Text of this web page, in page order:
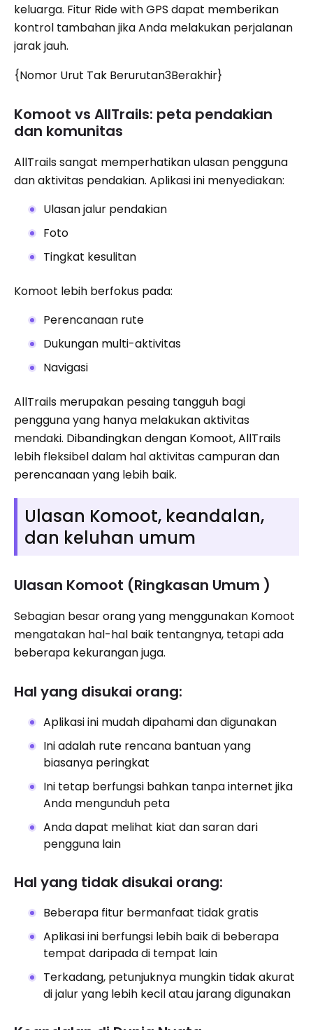
keluarga. Fitur Ride with GPS dapat memberikan
kontrol tambahan jika Anda melakukan perjalanan
jarak jauh.
{Nomor Urut Tak Berurutan3Berakhir}
Komoot vs AllTrails: peta pendakian
dan komunitas
AllTrails sangat memperhatikan ulasan pengguna
dan aktivitas pendakian. Aplikasi ini menyediakan:
Ulasan jalur pendakian
Foto
Tingkat kesulitan
Komoot lebih berfokus pada:
Perencanaan rute
Dukungan multi-aktivitas
Navigasi
AllTrails merupakan pesaing tangguh bagi
pengguna yang hanya melakukan aktivitas
mendaki. Dibandingkan dengan Komoot, AllTrails
lebih fleksibel dalam hal aktivitas campuran dan
perencanaan yang lebih baik.
Ulasan Komoot, keandalan,
dan keluhan umum
Ulasan Komoot (Ringkasan Umum )
Sebagian besar orang yang menggunakan Komoot
mengatakan hal-hal baik tentangnya, tetapi ada
beberapa kekurangan juga.
Hal yang disukai orang:
Aplikasi ini mudah dipahami dan digunakan
Ini adalah rute rencana bantuan yang
biasanya peringkat
Ini tetap berfungsi bahkan tanpa internet jika
Anda mengunduh peta
Anda dapat melihat kiat dan saran dari
pengguna lain
Hal yang tidak disukai orang:
Beberapa fitur bermanfaat tidak gratis
Aplikasi ini berfungsi lebih baik di beberapa
tempat daripada di tempat lain
Terkadang, petunjuknya mungkin tidak akurat
di jalur yang lebih kecil atau jarang digunakan